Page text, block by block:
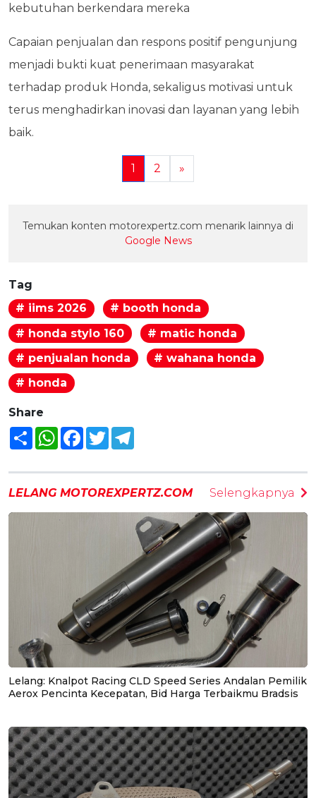
kebutuhan berkendara mereka
Capaian penjualan dan respons positif pengunjung
menjadi bukti kuat penerimaan masyarakat
terhadap produk Honda, sekaligus motivasi untuk
terus menghadirkan inovasi dan layanan yang lebih
baik.
1 2 »
Temukan konten motorexpertz.com menarik lainnya di
Google News
Tag
# iims 2026
# booth honda
# honda stylo 160
# matic honda
# penjualan honda
# wahana honda
# honda
Share
Share WhatsAppFacebook
Twitter
LELANG MOTOREXPERTZ.COM Selengkapnya
Lelang: Knalpot Racing CLD Speed Series Andalan Pemilik
Aerox Pencinta Kecepatan, Bid Harga Terbaikmu Bradsis